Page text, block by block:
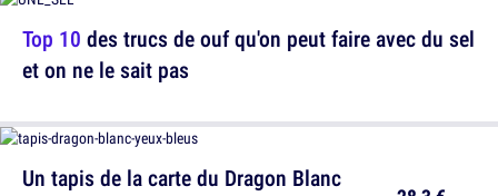
Top 10 des trucs de ouf qu'on peut faire avec du sel
et on ne le sait pas
Un tapis de la carte du Dragon Blanc